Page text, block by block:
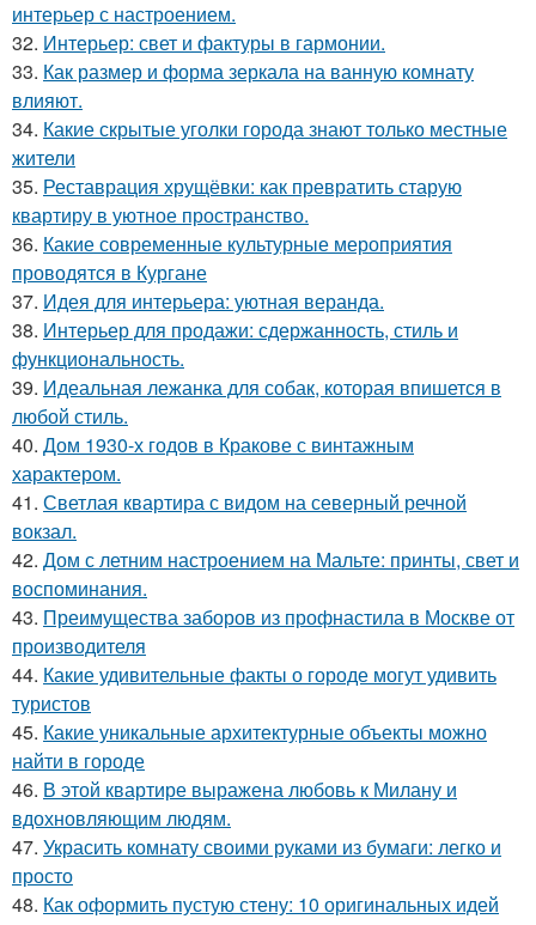
интерьер с настроением.
32. Интерьер: свет и фактуры в гармонии.
33. Как размер и форма зеркала на ванную комнату
влияют.
34. Какие скрытые уголки города знают только местные
жители
35. Реставрация хрущёвки: как превратить старую
квартиру в уютное пространство.
36. Какие современные культурные мероприятия
проводятся в Кургане
37. Идея для интерьера: уютная веранда.
38. Интерьер для продажи: сдержанность, стиль и
функциональность.
39. Идеальная лежанка для собак, которая впишется в
любой стиль.
40. Дом 1930-х годов в Кракове с винтажным
характером.
41. Светлая квартира с видом на северный речной
вокзал.
42. Дом с летним настроением на Мальте: принты, свет и
воспоминания.
43. Преимущества заборов из профнастила в Москве от
производителя
44. Какие удивительные факты о городе могут удивить
туристов
45. Какие уникальные архитектурные объекты можно
найти в городе
46. В этой квартире выражена любовь к Милану и
вдохновляющим людям.
47. Украсить комнату своими руками из бумаги: легко и
просто
48. Как оформить пустую стену: 10 оригинальных идей